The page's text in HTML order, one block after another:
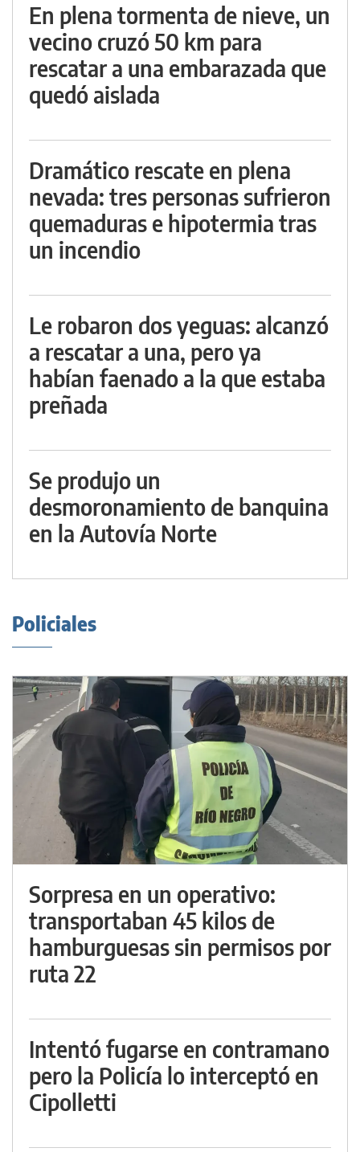
En plena tormenta de nieve, un
vecino cruzó 50 km para
rescatar a una embarazada que
quedó aislada
Dramático rescate en plena
nevada: tres personas sufrieron
quemaduras e hipotermia tras
un incendio
Le robaron dos yeguas: alcanzó
a rescatar a una, pero ya
habían faenado a la que estaba
preñada
Se produjo un
desmoronamiento de banquina
en la Autovía Norte
Policiales
Sorpresa en un operativo:
transportaban 45 kilos de
hamburguesas sin permisos por
ruta 22
Intentó fugarse en contramano
pero la Policía lo interceptó en
Cipolletti